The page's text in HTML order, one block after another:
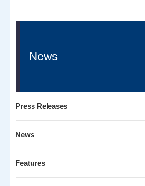
News
Press Releases
News
Features